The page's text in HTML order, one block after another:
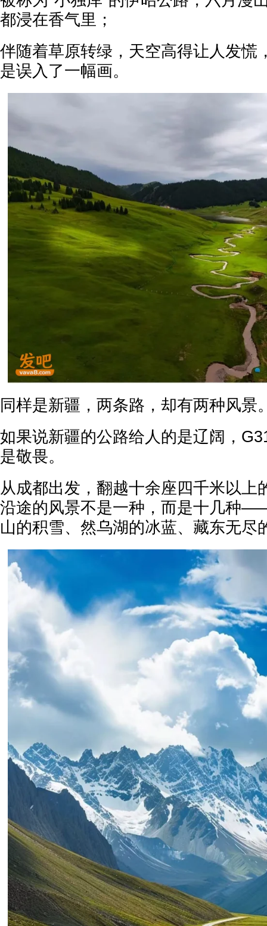
都浸在香气里；
伴随着草原转绿，天空高得让人发慌
是误入了一幅画。
同样是新疆，两条路，却有两种风景
如果说新疆的公路给人的是辽阔，
是敬畏。
从成都出发，翻越十余座四千米以上
沿途的风景不是一种，而是十几种
山的积雪、然乌湖的冰蓝、藏东无尽